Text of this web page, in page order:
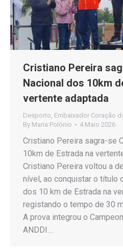
Cristiano Pereira
Nacional dos 10km
vertente adaptada
Desporto, Embaixador Coração
By Maria Polónio 4 Maio 2026
Cristiano Pereira sagra-se
10km de Estrada na
Cristiano Pereira voltou a
nível, ao conquistar o título
dos 10 km de Estrada na
registando o tempo de 30
A prova integrou o
ANDDI…